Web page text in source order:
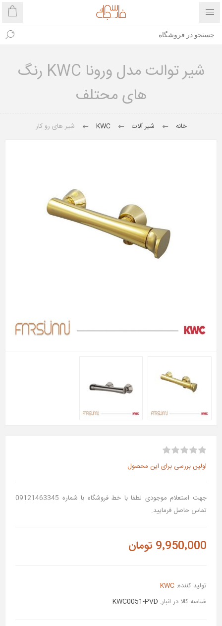
شیر توالت مدل ورونا KWC رنگ
های محتلف
خانه شیر آلات KWC شیر های رو کار
اولین بررسی برای این محصول
جهت استعلام موجودی لطفا با خط فروشگاه با شماره 09121463345
تماس حاصل فرمایید.
9٬950٬000 تومان
تولید کننده: KWC
شناسه کالا در انبار: KWC0051-PVD